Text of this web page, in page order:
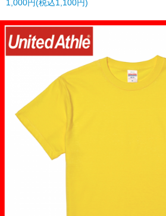
1,000円(税込1,100円)